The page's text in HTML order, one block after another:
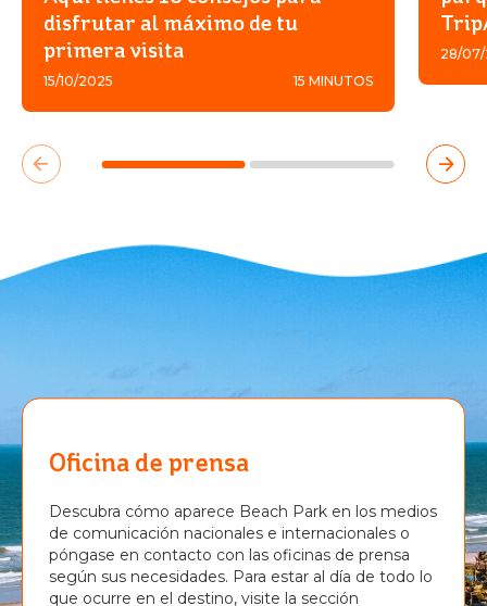
disfrutar al máximo de tu
primera visita
15/10/2025 15 MINUTOS
28/
Oficina de prensa
Descubra cómo aparece Beach Park en los medios
de comunicación nacionales e internacionales o
póngase en contacto con las oficinas de prensa
según sus necesidades. Para estar al día de todo lo
que ocurre en el destino, visite la sección